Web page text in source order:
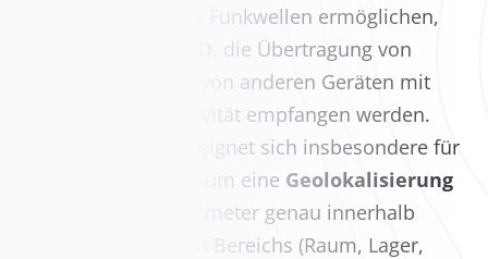
senden kann. Diese Funkwellen ermöglichen,
, die Übertragung von
Informationen, die von anderen Geräten mit
Bluetooth-Konnektivität empfangen werden.
Diese Technologie eignet sich insbesondere für
das Asset Tracking, um eine Geolokalisierung
auf wenige Quadratmeter genau innerhalb
eines vordefinierten Bereichs (Raum, Lager,